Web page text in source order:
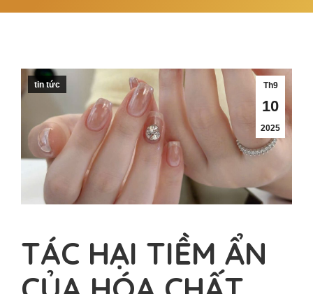
Th9
10
2025
tin tức
TÁC HẠI TIỀM ẨN